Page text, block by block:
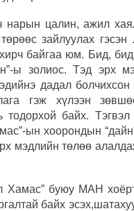
нарын цалин, ажил
зайлуулах
байгаа юм. Бид,
ы золиос. Тэд эрх
дадал
гэж хүлээн
тодорхой байх.
ын хоорондын
мэдлийн төлөө
Хамас” буюу МАН
байх